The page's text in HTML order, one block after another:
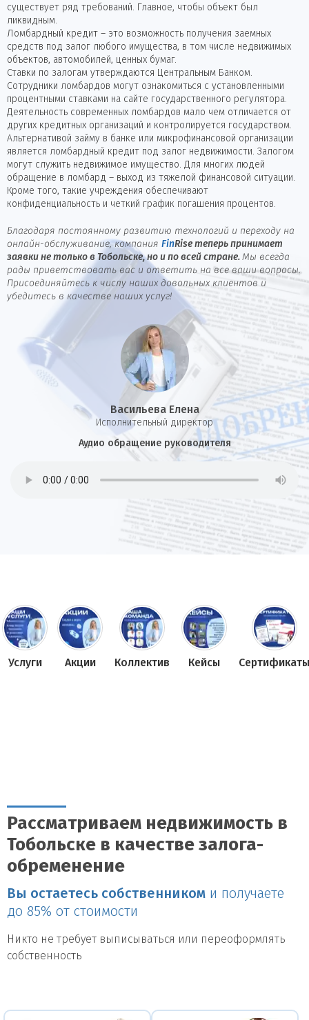
существует ряд требований. Главное, чтобы объект был
ликвидным.
Ломбардный кредит – это возможность получения заемных
средств под залог любого имущества, в том числе недвижимых
объектов, автомобилей, ценных бумаг.
Ставки по залогам утверждаются Центральным Банком.
Сотрудники ломбардов могут ознакомиться с установленными
процентными ставками на сайте государственного регулятора.
Деятельность современных ломбардов мало чем отличается от
других кредитных организаций и контролируется государством.
Альтернативой займу в банке или микрофинансовой организации
является ломбардный кредит под залог недвижимости. Залогом
могут служить недвижимое имущество. Для многих людей
обращение в ломбард – выход из тяжелой финансовой ситуации.
Кроме того, такие учреждения обеспечивают
конфиденциальность и четкий график погашения процентов.
Благодаря постоянному развитию технологий и переходу на
онлайн-обслуживание, компания FinRise теперь принимает
заявки не только в Тобольске, но и по всей стране. Мы всегда
рады приветствовать вас и ответить на все ваши вопросы.
Присоединяйтесь к числу наших довольных клиентов и
убедитесь в качестве наших услуг!
Васильева Елена
И сполнительный директор
Аудио обращение руководителя
Услуги Акции Коллектив Кейсы Сертификаты
Рассматриваем недвижимость в
Тобольске в качестве залога-
обременение
Вы остаетесь собственником и получаете
до 85% от стоимости
Никто не требует выписываться или переоформлять
собственность